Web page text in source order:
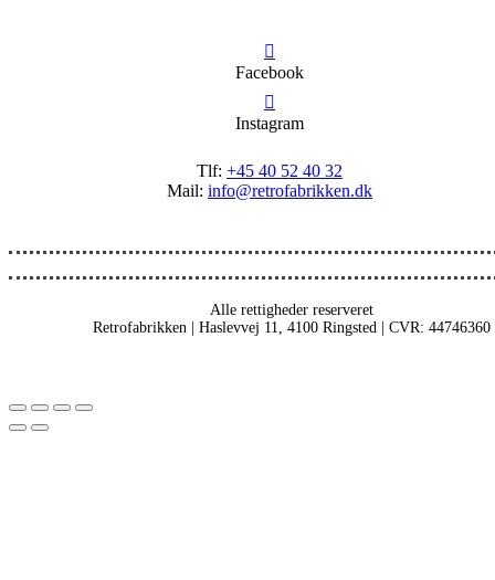
Facebook
Instagram
Tlf: +45 40 52 40 32
Mail: info@retrofabrikken.dk
Alle rettigheder reserveret
Retrofabrikken | Haslevvej 11, 4100 Ringsted | CVR: 44746360